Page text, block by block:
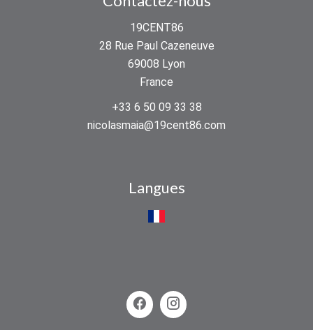
19CENT86
28 Rue Paul Cazeneuve
69008 Lyon
France
+33 6 50 09 33 38
nicolasmaia@19cent86.com
Langues